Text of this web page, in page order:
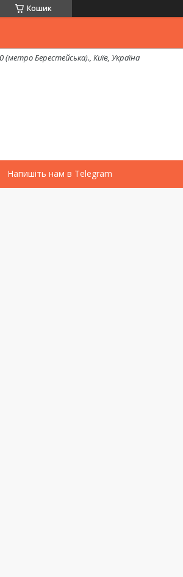
Кошик
(метро Берестейська)., Київ, Україна
Напишіть нам в Telegram